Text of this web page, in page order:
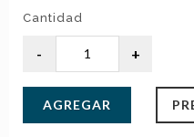
Cantidad
AGREGAR